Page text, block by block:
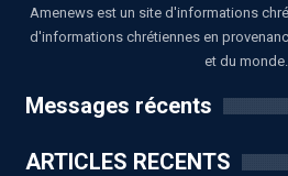
Amenews est un site d'informations
d'informations chrétiennes en
et du monde.
Messages récents
ARTICLES RECENTS